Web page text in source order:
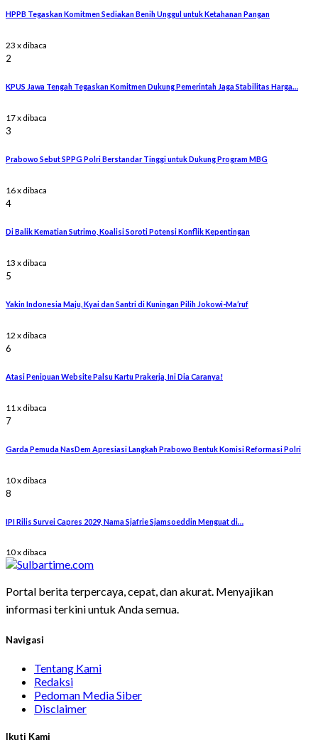
HPPB Tegaskan Komitmen Sediakan Benih Unggul untuk Ketahanan Pangan
23 x dibaca
2
KPUS Jawa Tengah Tegaskan Komitmen Dukung Pemerintah Jaga Stabilitas Harga…
17 x dibaca
3
Prabowo Sebut SPPG Polri Berstandar Tinggi untuk Dukung Program MBG
16 x dibaca
4
Di Balik Kematian Sutrimo, Koalisi Soroti Potensi Konflik Kepentingan
13 x dibaca
5
Yakin Indonesia Maju, Kyai dan Santri di Kuningan Pilih Jokowi-Ma’ruf
12 x dibaca
6
Atasi Penipuan Website Palsu Kartu Prakerja, Ini Dia Caranya!
11 x dibaca
7
Garda Pemuda NasDem Apresiasi Langkah Prabowo Bentuk Komisi Reformasi Polri
10 x dibaca
8
IPI Rilis Survei Capres 2029, Nama Sjafrie Sjamsoeddin Menguat di…
10 x dibaca
Portal berita terpercaya, cepat, dan akurat. Menyajikan
informasi terkini untuk Anda semua.
Navigasi
Tentang Kami
Redaksi
Pedoman Media Siber
Disclaimer
Ikuti Kami